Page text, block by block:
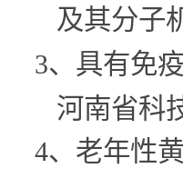
及其分子
3、具有免
河南省
4、老年性